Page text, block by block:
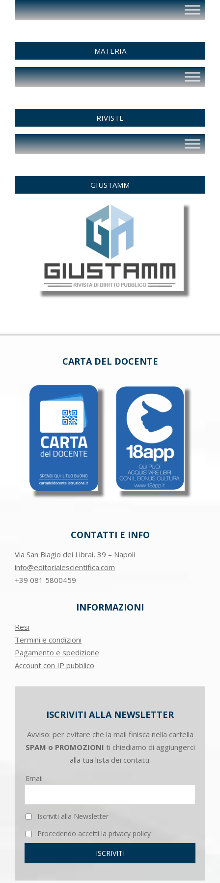
MATERIA
RIVISTE
GIUSTAMM
CARTA DEL DOCENTE
CONTATTI E INFO
Via San Biagio dei Librai, 39 – Napoli
info@editorialescientifica.com
+39 081 5800459
INFORMAZIONI
Resi
Termini e condizioni
Pagamento e spedizione
Account con IP pubblico
ISCRIVITI ALLA NEWSLETTER
Avviso: per evitare che la mail finisca nella cartella
SPAM o PROMOZIONI ti chiediamo di aggiungerci
alla tua lista dei contatti.
Email
Iscriviti alla Newsletter
Procedendo accetti la privacy policy